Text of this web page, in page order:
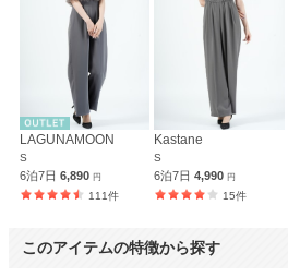
LAGUNAMOON
S
6泊7日 6,890 円
111件
Kastane
S
6泊7日4,990円
15件
このアイテムの特徴から探す